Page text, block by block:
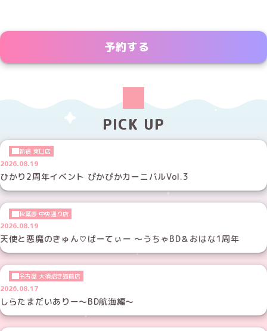
予約する
PICK UP
新宿 東口店
2026.08.19
ひかり2周年イベント ぴかぴかカーニバルVol.3
秋葉原 中央通り店
2026.08.19
天使と悪魔のきゅん♡ぱーてぃー ～うちゃBD＆おはな1周年
名古屋 大須招き猫前店
2026.08.17
しらたまだいありー～BD航海編～